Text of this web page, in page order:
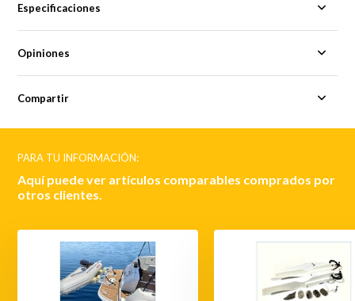
Especificaciones
Opiniones
Compartir
PARA TU INFORMACIÓN:
Aquí puede ver artículos comparables comprados por
otros clientes.